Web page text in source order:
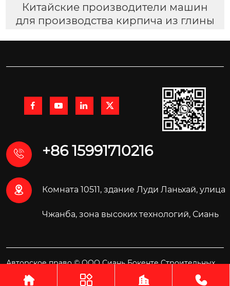
Китайские производители машин
для производства кирпича из глины
   
 +86 15991710216
 Комната 10511, здание Луди Ланьхай, улица
Чжанба, зона высоких технологий, Сиань
Авторское право © ООО Сиань Бокенте Строительных
Материалов Технология
   